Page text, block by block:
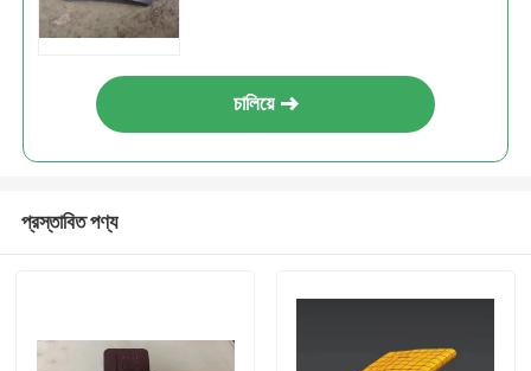
চালিয়ে
প্রস্তাবিত পণ্য